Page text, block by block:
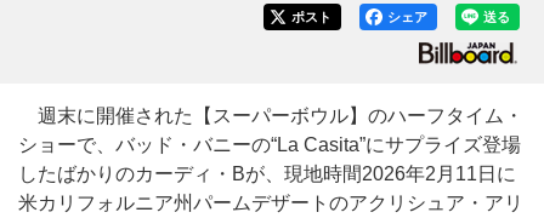
送る
シェア
ポスト
週末に開催された【スーパーボウル】のハーフタイム・
ショーで、バッド・バニーの“La Casita”にサプライズ登場
したばかりのカーディ・Bが、現地時間2026年2月11日に
米カリフォルニア州パームデザートのアクリシュア・アリ